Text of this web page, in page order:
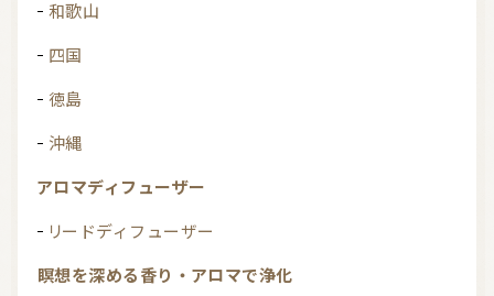
和歌山
四国
徳島
沖縄
アロマディフューザー
リードディフューザー
瞑想を深める香り・アロマで浄化